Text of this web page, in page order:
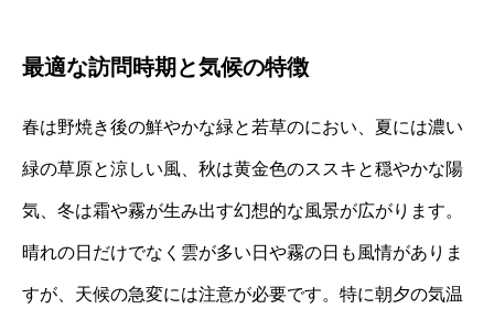
最適な訪問時期と気候の特徴
春は野焼き後の鮮やかな緑と若草のにおい、夏には濃い
緑の草原と涼しい風、秋は黄金色のススキと穏やかな陽
気、冬は霜や霧が生み出す幻想的な風景が広がります。
晴れの日だけでなく雲が多い日や霧の日も風情がありま
すが、天候の急変には注意が必要です。特に朝夕の気温